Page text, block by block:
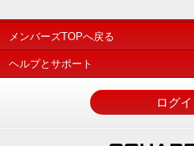
メンバーズTOPへ戻る
ヘルプとサポート
ログ